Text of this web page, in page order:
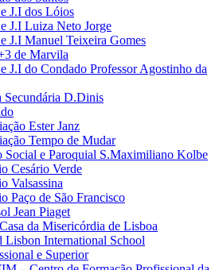
J.I dos Lóios
J.I Luiza Neto Jorge
J.I Manuel Teixeira Gomes
de Marvila
J.I do Condado Professor Agostinho da
Secundária D.Dinis
Ester Janz
Tempo de Mudar
Social e Paroquial S.Maximiliano Kolbe
Cesário Verde
Valsassina
Paço de São Francisco
Jean Piaget
da Misericórdia de Lisboa
Lisbon International School
e Superior